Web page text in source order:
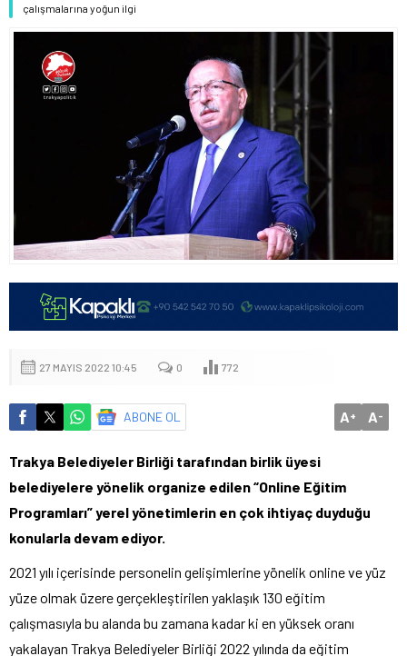
çalışmalarına yoğun ilgi
27 MAYIS 2022 10:45 0 772
ABONE OL A+ A-
Trakya Belediyeler Birliği tarafından birlik üyesi
belediyelere yönelik organize edilen “Online Eğitim
Programları” yerel yönetimlerin en çok ihtiyaç duyduğu
konularla devam ediyor.
2021 yılı içerisinde personelin gelişimlerine yönelik online ve yüz
yüze olmak üzere gerçekleştirilen yaklaşık 130 eğitim
çalışmasıyla bu alanda bu zamana kadar ki en yüksek oranı
yakalayan Trakya Belediyeler Birliği 2022 yılında da eğitim